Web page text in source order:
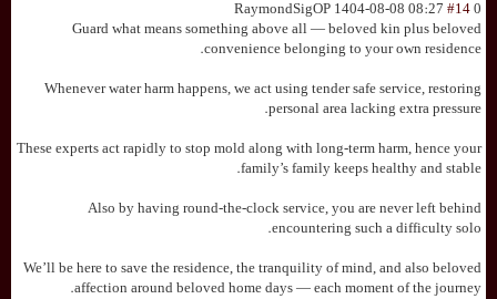
0
#14
RaymondSigOP 1404-08-08 08:27
Guard what means something above all — beloved kin plus beloved
convenience belonging to your own residence.
Whenever water harm happens, we act using tender safe service, restoring
personal area lacking extra pressure.
These experts act rapidly to stop mold along with long-term harm, hence your
family’s family keeps healthy and stable.
Also by having round-the-clock service, you are never left behind
encountering such a difficulty solo.
We’ll be here to save the residence, the tranquility of mind, and also beloved
affection around beloved home days — each moment of the journey.